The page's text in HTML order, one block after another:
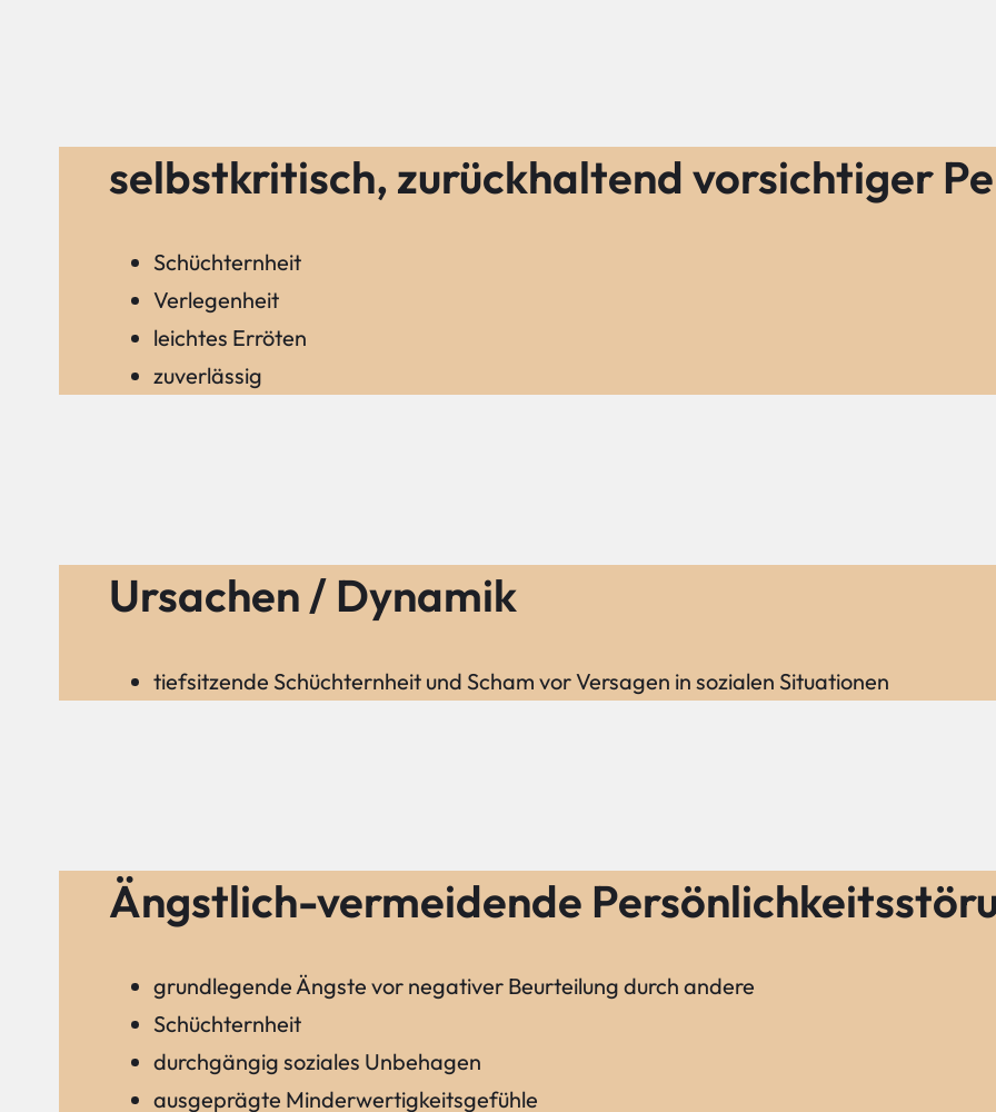
selbstkritisch, zurückhaltend vorsichtiger
Schüchternheit
Verlegenheit
leichtes Erröten
zuverlässig
Ursachen / Dynamik
tiefsitzende Schüchternheit und Scham vor Versagen in sozialen Situationen
Ängstlich-vermeidende
grundlegende Ängste vor negativer Beurteilung durch andere
Schüchternheit
durchgängig soziales Unbehagen
ausgeprägte Minderwertigkeitsgefühle